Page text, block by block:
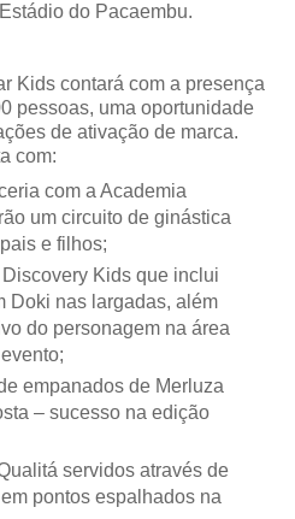
do Pacaembu.
Kids contará com a presença
pessoas, uma oportunidade
de ativação de marca.
com:
com a Academia
um circuito de ginástica
e filhos;
Kids que inclui
Doki nas largadas, além
do personagem na área
empanados de Merluza
– sucesso na edição
servidos através de
pontos espalhados na